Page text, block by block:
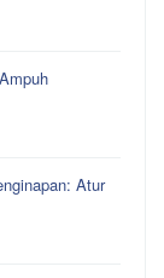
Atur